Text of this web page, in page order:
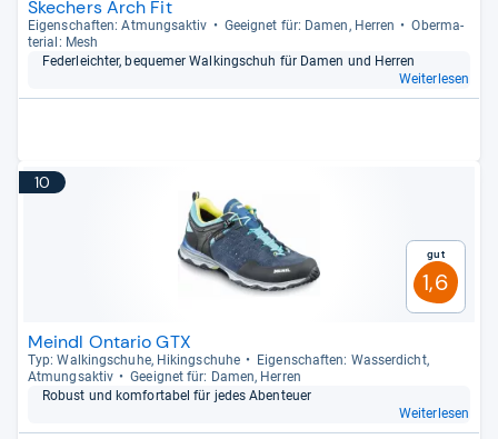
Skechers Arch Fit
Eigen­schaf­ten: Atmungs­ak­tiv Geeig­net für: Damen, Her­ren
Ober­ma­
te­rial: Mesh
Feder­leich­ter, beque­mer Wal­kingschuh für Damen und Her­ren
Weiterlesen
10
Gut
1,6
Meindl Ontario GTX
Typ: Wal­kingschuhe, Hikingschuhe
Eigen­schaf­ten: Was­ser­dicht,
Atmungs­ak­tiv
Geeig­net für: Damen, Her­ren
Robust und kom­for­ta­bel für jedes Aben­teuer
Weiterlesen